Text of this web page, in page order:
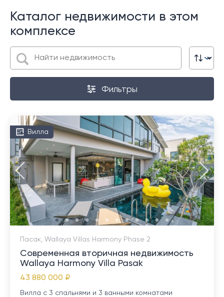
Каталог недвижимости в этом
комплексе
Фильтры
Вилла
Пасак, Wallaya Villas Harmony Phase 2
Современная вторичная недвижимость
Wallaya Harmony Villa Pasak
43 880 000 ₽
Вилла с 3 спальнями и 3 ванными комнатами